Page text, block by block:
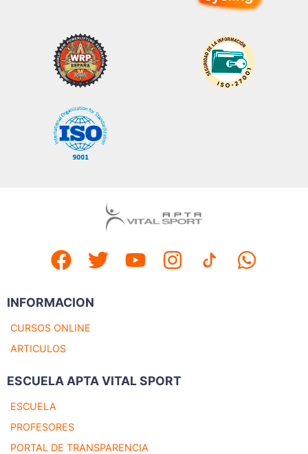
INFORMACION
CURSOS ONLINE
ARTICULOS
ESCUELA APTA VITAL SPORT
ESCUELA
PROFESORES
PORTAL DE TRANSPARENCIA